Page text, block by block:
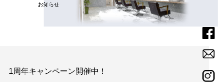
お知 らせ
1周年キャンペーン開催中！